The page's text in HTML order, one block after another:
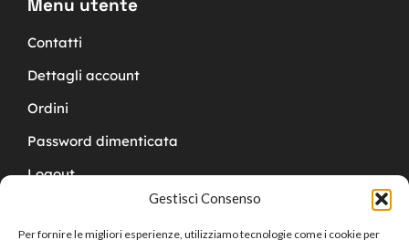
Gestisci Consenso
Per fornire le migliori esperienze, utilizziamo tecnologie come i cookie per
Menu utente
Contatti
Dettagli account
Ordini
Password dimenticata
Logout